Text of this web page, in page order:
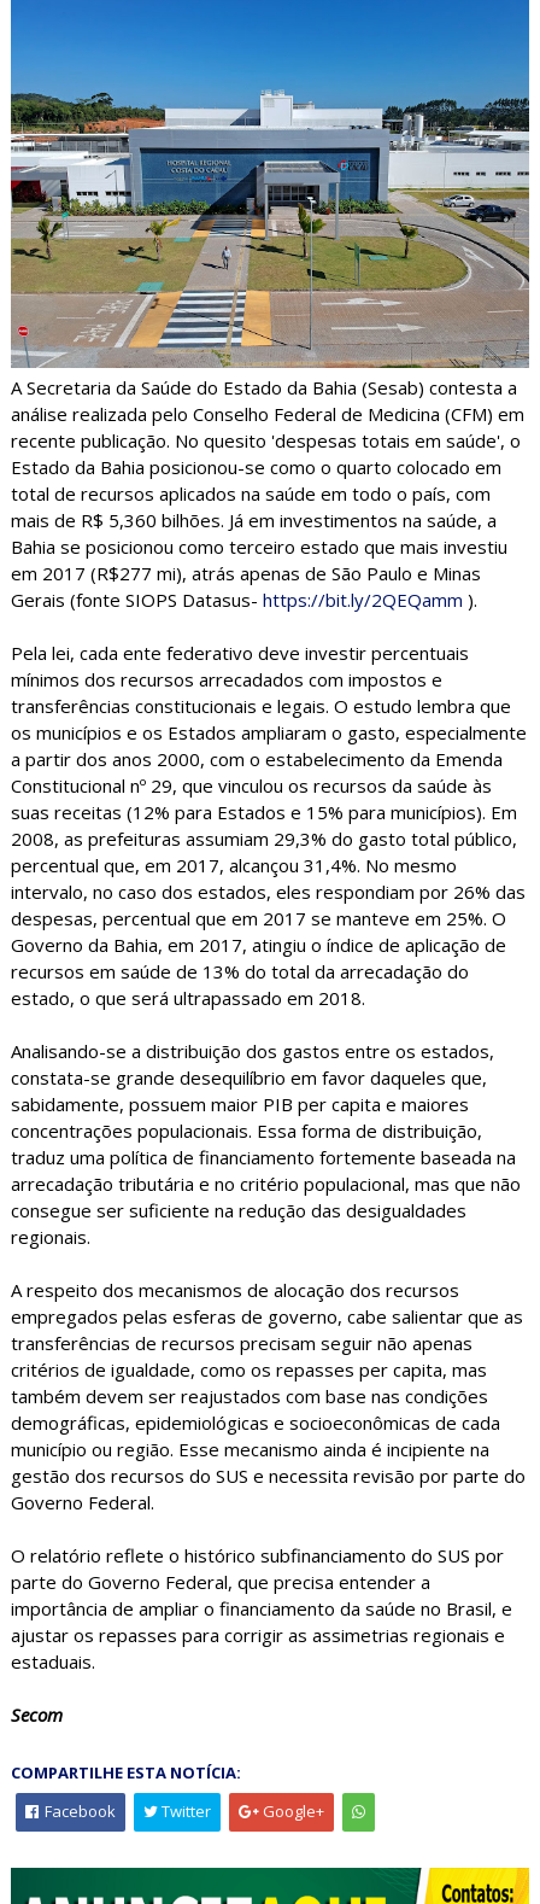
A Secretaria da Saúde do Estado da Bahia (Sesab) contesta a
análise realizada pelo Conselho Federal de Medicina (CFM) em
recente publicação. No quesito 'despesas totais em saúde', o
Estado da Bahia posicionou-se como o quarto colocado em
total de recursos aplicados na saúde em todo o país, com
mais de R$ 5,360 bilhões. Já em investimentos na saúde, a
Bahia se posicionou como terceiro estado que mais investiu
em 2017 (R$277 mi), atrás apenas de São Paulo e Minas
Gerais (fonte SIOPS Datasus- https://bit.ly/2QEQamm ).
Pela lei, cada ente federativo deve investir percentuais
mínimos dos recursos arrecadados com impostos e
transferências constitucionais e legais. O estudo lembra que
os municípios e os Estados ampliaram o gasto, especialmente
a partir dos anos 2000, com o estabelecimento da Emenda
Constitucional nº 29, que vinculou os recursos da saúde às
suas receitas (12% para Estados e 15% para municípios). Em
2008, as prefeituras assumiam 29,3% do gasto total público,
percentual que, em 2017, alcançou 31,4%. No mesmo
intervalo, no caso dos estados, eles respondiam por 26% das
despesas, percentual que em 2017 se manteve em 25%. O
Governo da Bahia, em 2017, atingiu o índice de aplicação de
recursos em saúde de 13% do total da arrecadação do
estado, o que será ultrapassado em 2018.
Analisando-se a distribuição dos gastos entre os estados,
constata-se grande desequilíbrio em favor daqueles que,
sabidamente, possuem maior PIB per capita e maiores
concentrações populacionais. Essa forma de distribuição,
traduz uma política de financiamento fortemente baseada na
arrecadação tributária e no critério populacional, mas que não
consegue ser suficiente na redução das desigualdades
regionais.
A respeito dos mecanismos de alocação dos recursos
empregados pelas esferas de governo, cabe salientar que as
transferências de recursos precisam seguir não apenas
critérios de igualdade, como os repasses per capita, mas
também devem ser reajustados com base nas condições
demográficas, epidemiológicas e socioeconômicas de cada
município ou região. Esse mecanismo ainda é incipiente na
gestão dos recursos do SUS e necessita revisão por parte do
Governo Federal.
O relatório reflete o histórico subfinanciamento do SUS por
parte do Governo Federal, que precisa entender a
importância de ampliar o financiamento da saúde no Brasil, e
ajustar os repasses para corrigir as assimetrias regionais e
estaduais.
Secom
COMPARTILHE ESTA NOTÍCIA:
Facebook
Twitter Google+